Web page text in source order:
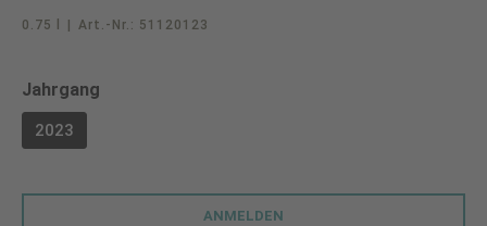
0.75 l Art.-Nr.: 51120123
Jahrgang
2023
ANMELDEN